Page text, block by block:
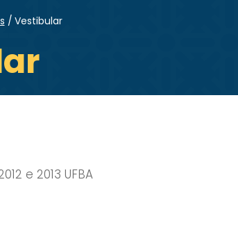
Vestibular
e 2013 UFBA